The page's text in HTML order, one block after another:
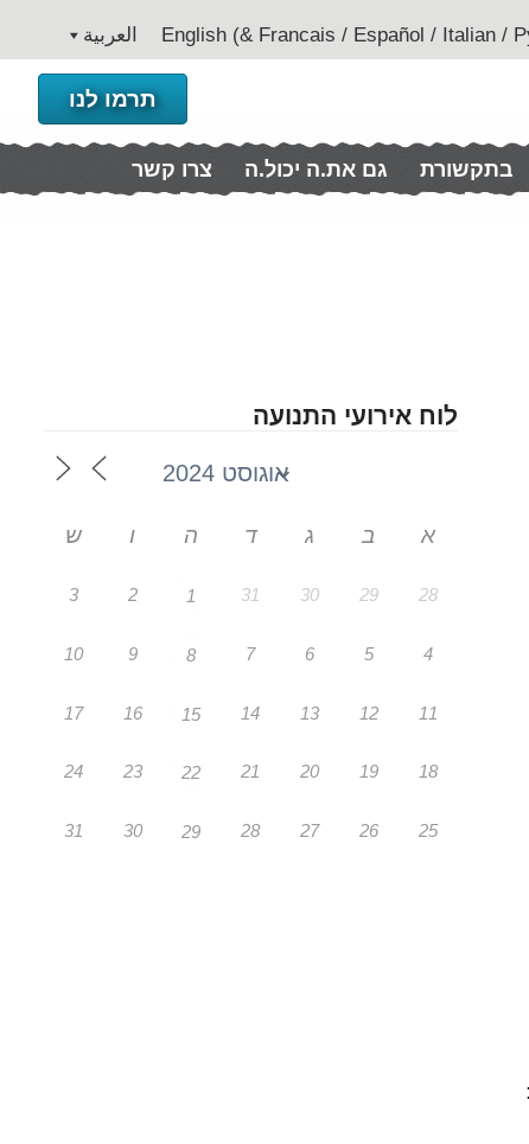
العربية
תרמו לנו
בתקשורת גם את.ה יכול.ה צרו קשר
לוח אירועי התנועה
א ב ג ד ה ו ש
28
29
30
31
1
2
3
4
5
6
7
8
9
10
11
12
13
14
15
16
17
18
19
20
21
22
23
24
25
26
27
28
29
30
31